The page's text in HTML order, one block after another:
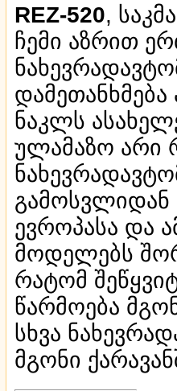
REZ-520,
ჩემი აზრით
ნაკლს
ულამაზო არი
ევროპასა და
მოდელებს
რატომ
წარმოება
სხვა
მგონი